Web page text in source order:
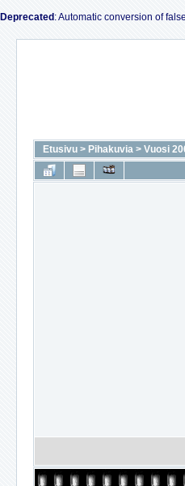
Deprecated : Automatic conversion of
Etusivu > Pihakuvia > Vuosi